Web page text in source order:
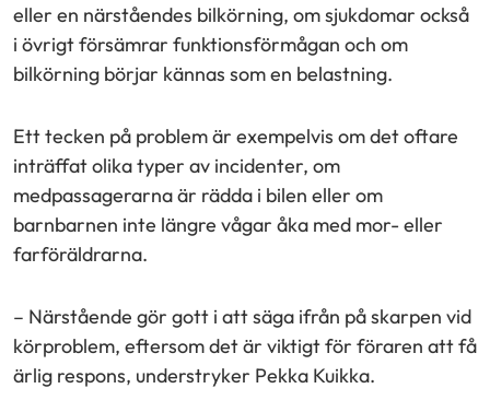
eller en närståendes bilkörning, om sjukdomar också
i övrigt försämrar funktionsförmågan och om
bilkörning börjar kännas som en belastning.
Ett tecken på problem är exempelvis om det oftare
inträffat olika typer av incidenter, om
medpassagerarna är rädda i bilen eller om
barnbarnen inte längre vågar åka med mor- eller
farföräldrarna.
– Närstående gör gott i att säga ifrån på skarpen vid
körproblem, eftersom det är viktigt för föraren att få
ärlig respons, understryker Pekka Kuikka.